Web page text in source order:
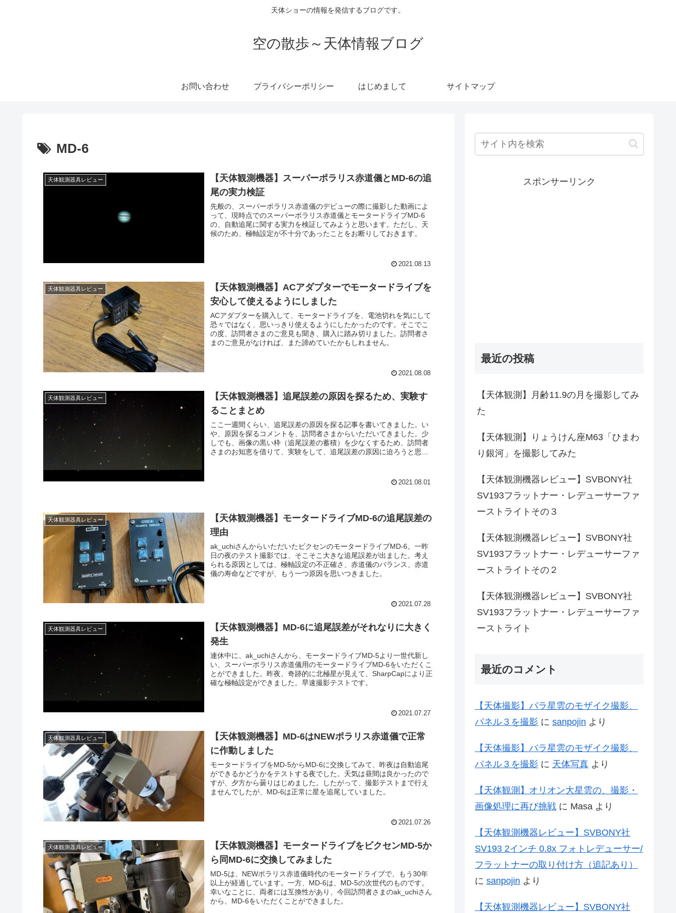
天体ショーの情報を発信するブログです。
空の散歩～天体情報ブログ
お問い合わせ プライバシーポリシー はじめまして サイトマップ
MD-6
天体観測器具レビュー
【天体観測機器】スーパーポラリス赤道儀とMD-6の追
尾の実力検証
先般の、スーパーポラリス赤道儀のデビューの際に撮影した動画によ
って、現時点でのスーパーポラリス赤道儀とモータードライブMD-6
の、自動追尾に関する実力を検証してみようと思います。ただし、天
候のため、極軸設定が不十分であったことをお断りしておきます。
2021.08.13
天体観測器具レビュー
【天体観測機器】ACアダプターでモータードライブを
安心して使えるようにしました
ACアダプターを購入して、モータードライブを、電池切れを気にして
恐々ではなく、思いっきり使えるようにしたかったのです。そこでこ
の度、訪問者さまのご意見も聞き、購入に踏み切りました。訪問者さ
まのご意見がなければ、また諦めていたかもしれません。
2021.08.08
天体観測器具レビュー
【天体観測機器】追尾誤差の原因を探るため、実験す
ることまとめ
ここ一週間くらい、追尾誤差の原因を探る記事を書いてきました。い
や、原因を探るコメントを、訪問者さまからいただいてきました。少
しでも、画像の黒い枠（追尾誤差の蓄積）を少なくするため、訪問者
さまのお知恵を借りて、実験をして、追尾誤差の原因に迫ろうと思い
2021.08.01
天体観測器具レビュー
【天体観測機器】モータードライブMD-6の追尾誤差の
理由
ak_uchiさんからいただいたビクセンのモータードライブMD-6。一昨
日の夜のテスト撮影では、そこそこ大きな追尾誤差が出ました。考え
られる原因としては、極軸設定の不正確さ、赤道儀のバランス、赤道
儀の寿命などですが、もう一つ原因を思いつきました。
2021.07.28
天体観測器具レビュー
【天体観測機器】MD-6に追尾誤差がそれなりに大きく
発生
連休中に、ak_uchiさんから、モータードライブMD-5より一世代新し
い、スーパーポラリス赤道儀用のモータードライブMD-6をいただくこ
とができました。昨夜、奇跡的に北極星が見えて、SharpCapにより正
確な極軸設定ができました。早速撮影テストです。
2021.07.27
天体観測器具レビュー
【天体観測機器】MD-6はNEWポラリス赤道儀で正常
に作動しました
モータードライブをMD-5からMD-6に交換してみて、昨夜は自動追尾
ができるかどうかをテストする夜でした。天気は昼間は良かったので
すが、夕方から曇りはじめました。したがって、撮影テストまで行え
ませんでしたが、MD-6は正常に星を追尾していました。
2021.07.26
天体観測器具レビュー
【天体観測機器】モータードライブをビクセンMD-5か
ら同MD-6に交換してみました
MD-5は、NEWポラリス赤道儀時代のモータードライブで、もう30年
以上が経過しています。一方、MD-6は、MD-5の次世代のものです。
幸いなことに、両者には互換性があり、今回訪問者さまのak_uchiさん
から、MD-6をいただくことができました。
スポンサーリンク
最近の投稿
【天体観測】月齢11.9の月を撮影してみ
た
【天体観測】りょうけん座M63「ひまわ
り銀河」を撮影してみた
【天体観測機器レビュー】SVBONY社
SV193フラットナー・レデューサーファ
ーストライトその３
【天体観測機器レビュー】SVBONY社
SV193フラットナー・レデューサーファ
ーストライトその２
【天体観測機器レビュー】SVBONY社
SV193フラットナー・レデューサーファ
ーストライト
最近のコメント
【天体撮影】バラ星雲のモザイク撮影、
パネル３を撮影 に sanpojin より
【天体撮影】バラ星雲のモザイク撮影、
パネル３を撮影 に 天体写真 より
【天体観測】オリオン大星雲の、撮影・
画像処理に再び挑戦 に Masa より
【天体観測機器レビュー】SVBONY社
SV193 2インチ 0.8x フォトレデューサー/
フラットナーの取り付け方（追記あり）
に sanpojin より
【天体観測機器レビュー】SVBONY社